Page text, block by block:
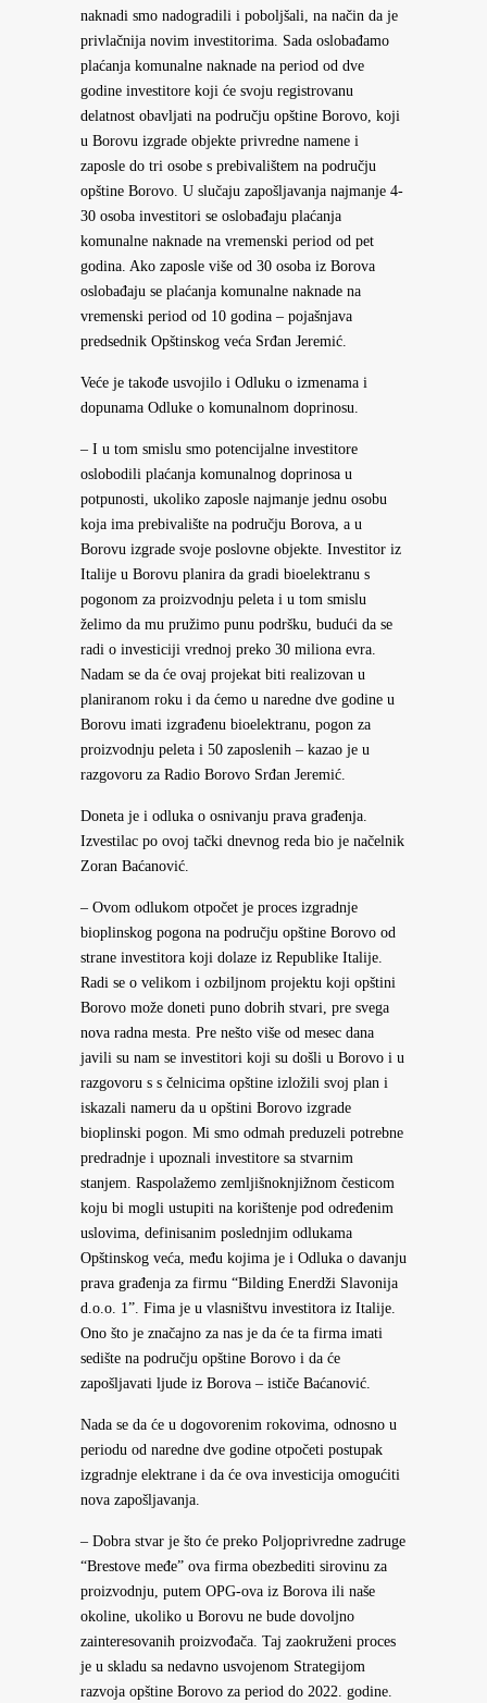
naknadi smo nadogradili i poboljšali, na način da je
privlačnija novim investitorima. Sada oslobađamo
plaćanja komunalne naknade na period od dve
godine investitore koji će svoju registrovanu
delatnost obavljati na području opštine Borovo, koji
u Borovu izgrade objekte privredne namene i
zaposle do tri osobe s prebivalištem na području
opštine Borovo. U slučaju zapošljavanja najmanje 4-
30 osoba investitori se oslobađaju plaćanja
komunalne naknade na vremenski period od pet
godina. Ako zaposle više od 30 osoba iz Borova
oslobađaju se plaćanja komunalne naknade na
vremenski period od 10 godina – pojašnjava
predsednik Opštinskog veća Srđan Jeremić.
Veće je takođe usvojilo i Odluku o izmenama i
dopunama Odluke o komunalnom doprinosu.
– I u tom smislu smo potencijalne investitore
oslobodili plaćanja komunalnog doprinosa u
potpunosti, ukoliko zaposle najmanje jednu osobu
koja ima prebivalište na području Borova, a u
Borovu izgrade svoje poslovne objekte. Investitor iz
Italije u Borovu planira da gradi bioelektranu s
pogonom za proizvodnju peleta i u tom smislu
želimo da mu pružimo punu podršku, budući da se
radi o investiciji vrednoj preko 30 miliona evra.
Nadam se da će ovaj projekat biti realizovan u
planiranom roku i da ćemo u naredne dve godine u
Borovu imati izgrađenu bioelektranu, pogon za
proizvodnju peleta i 50 zaposlenih – kazao je u
razgovoru za Radio Borovo Srđan Jeremić.
Doneta je i odluka o osnivanju prava građenja.
Izvestilac po ovoj tački dnevnog reda bio je načelnik
Zoran Baćanović.
– Ovom odlukom otpočet je proces izgradnje
bioplinskog pogona na području opštine Borovo od
strane investitora koji dolaze iz Republike Italije.
Radi se o velikom i ozbiljnom projektu koji opštini
Borovo može doneti puno dobrih stvari, pre svega
nova radna mesta. Pre nešto više od mesec dana
javili su nam se investitori koji su došli u Borovo i u
razgovoru s s čelnicima opštine izložili svoj plan i
iskazali nameru da u opštini Borovo izgrade
bioplinski pogon. Mi smo odmah preduzeli potrebne
predradnje i upoznali investitore sa stvarnim
stanjem. Raspolažemo zemljišnoknjižnom česticom
koju bi mogli ustupiti na korištenje pod određenim
uslovima, definisanim poslednjim odlukama
Opštinskog veća, među kojima je i Odluka o davanju
prava građenja za firmu “Bilding Enerdži Slavonija
d.o.o. 1”. Fima je u vlasništvu investitora iz Italije.
Ono što je značajno za nas je da će ta firma imati
sedište na području opštine Borovo i da će
zapošljavati ljude iz Borova – ističe Baćanović.
Nada se da će u dogovorenim rokovima, odnosno u
periodu od naredne dve godine otpočeti postupak
izgradnje elektrane i da će ova investicija omogućiti
nova zapošljavanja.
– Dobra stvar je što će preko Poljoprivredne zadruge
“Brestove međe” ova firma obezbediti sirovinu za
proizvodnju, putem OPG-ova iz Borova ili naše
okoline, ukoliko u Borovu ne bude dovoljno
zainteresovanih proizvođača. Taj zaokruženi proces
je u skladu sa nedavno usvojenom Strategijom
razvoja opštine Borovo za period do 2022. godine.